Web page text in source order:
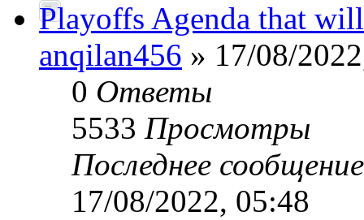
Playoffs Agenda that
anqilan456 » 17/08/
0 Ответы
5533 Просмотры
Последнее
17/08/2022, 05:48